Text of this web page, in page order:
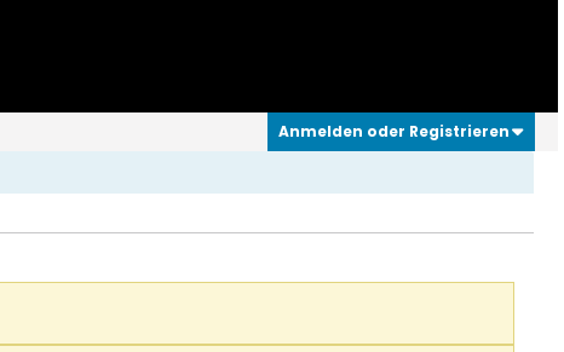
Anmelden oder Registrieren